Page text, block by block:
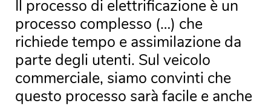
Il processo di elettrificazione è un
processo complesso (…) che
richiede tempo e assimilazione da
parte degli utenti. Sul veicolo
commerciale, siamo convinti che
questo processo sarà facile e anche